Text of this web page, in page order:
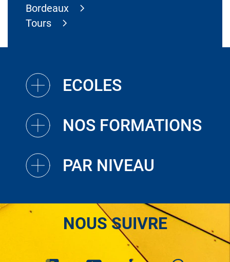
Bordeaux
Tours
ECOLES
NOS FORMATIONS
PAR NIVEAU
NOUS SUIVRE